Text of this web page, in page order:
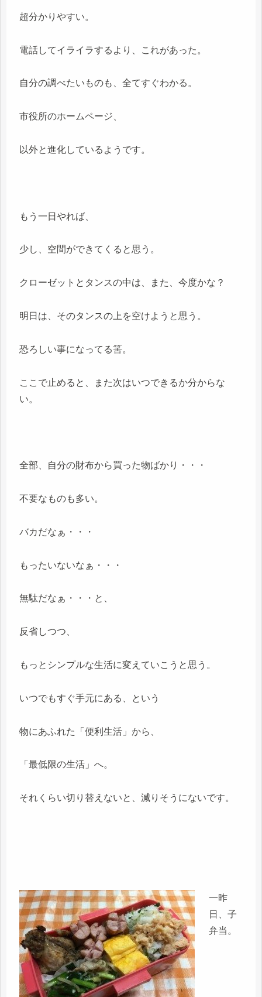
超分かりやすい。
電話してイライラするより、これがあった。
自分の調べたいものも、全てすぐわかる。
市役所のホームページ、
以外と進化しているようです。
もう一日やれば、
少し、空間ができてくると思う。
クローゼットとタンスの中は、また、今度かな？
明日は、そのタンスの上を空けようと思う。
恐ろしい事になってる筈。
ここで止めると、また次はいつできるか分からな
い。
全部、自分の財布から買った物ばかり・・・
不要なものも多い。
バカだなぁ・・・
もったいないなぁ・・・
無駄だなぁ・・・と、
反省しつつ、
もっとシンプルな生活に変えていこうと思う。
いつでもすぐ手元にある、という
物にあふれた「便利生活」から、
「最低限の生活」へ。
それくらい切り替えないと、減りそうにないです。
一昨
日、子
弁当。